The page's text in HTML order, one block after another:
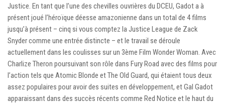
Justice. En tant que l’une des chevilles ouvrières du DCEU, Gadot a à
présent joué l’héroïque déesse amazonienne dans un total de 4 films
jusqu’à présent – ​​cinq si vous comptez la Justice League de Zack
Snyder comme une entrée distincte – et le travail se déroule
actuellement dans les coulisses sur un 3ème Film Wonder Woman. Avec
Charlize Theron poursuivant son rôle dans Fury Road avec des films pour
l’action tels que Atomic Blonde et The Old Guard, qui étaient tous deux
assez populaires pour avoir des suites en développement, et Gal Gadot
apparaissant dans des succès récents comme Red Notice et le haut du